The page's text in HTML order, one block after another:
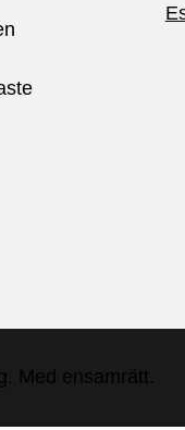
Med ensamrätt.